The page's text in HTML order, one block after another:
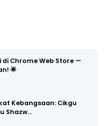
di Chrome Web Store —
🌟
Kebangsaan: Cikgu
Shazw…